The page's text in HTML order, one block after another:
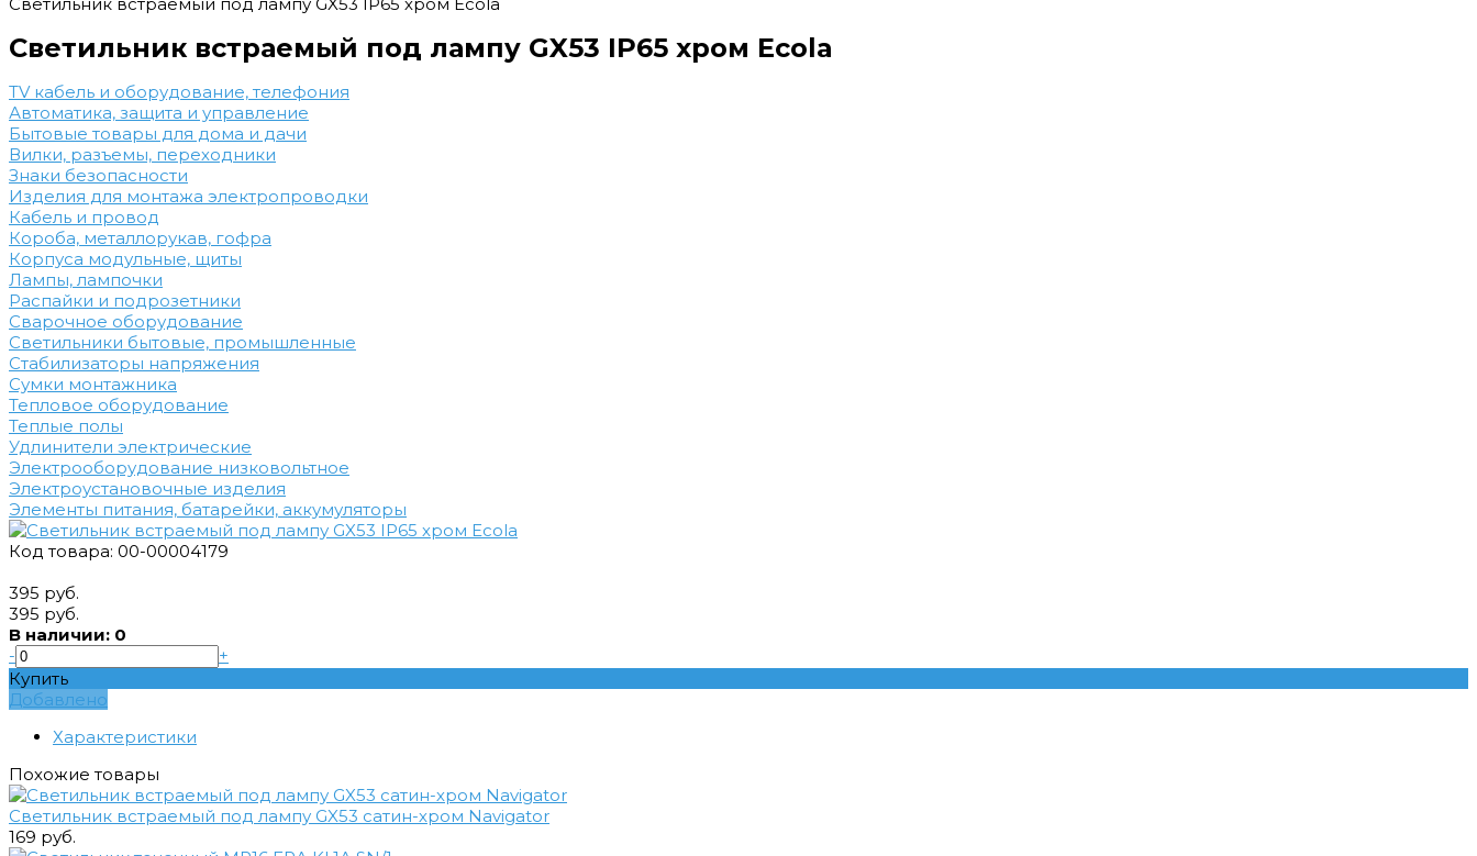
Светильник встраемый под лампу GX53 IP65 хром Ecola
TV кабель и оборудование, телефония
Автоматика, защита и управление
Бытовые товары для дома и дачи
Вилки, разъемы, переходники
Знаки безопасности
Изделия для монтажа электропроводки
Кабель и провод
Короба, металлорукав, гофра
Корпуса модульные, щиты
Лампы, лампочки
Распайки и подрозетники
Сварочное оборудование
Светильники бытовые, промышленные
Стабилизаторы напряжения
Сумки монтажника
Тепловое оборудование
Теплые полы
Удлинители электрические
Электрооборудование низковольтное
Электроустановочные изделия
Элементы питания, батарейки, аккумуляторы
Код товара: 00-00004179
395 руб.
395 руб.
В наличии: 0
-
+
Купить
Добавлено
Характеристики
Похожие товары
Светильник встраемый под лампу GX53 сатин-хром Navigator
169 руб.